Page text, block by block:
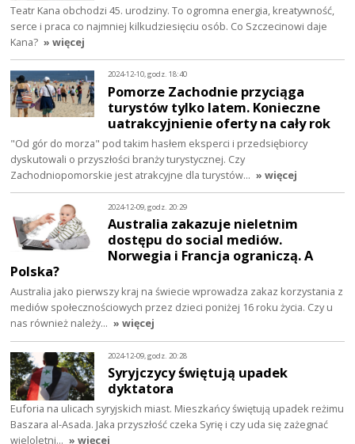
Teatr Kana obchodzi 45. urodziny. To ogromna energia, kreatywność,
serce i praca co najmniej kilkudziesięciu osób. Co Szczecinowi daje
Kana? » więcej
2024-12-10, godz. 18:40
Pomorze Zachodnie przyciąga
turystów tylko latem. Konieczne
uatrakcyjnienie oferty na cały rok
"Od gór do morza" pod takim hasłem eksperci i przedsiębiorcy
dyskutowali o przyszłości branży turystycznej. Czy
Zachodniopomorskie jest atrakcyjne dla turystów… » więcej
2024-12-09, godz. 20:29
Australia zakazuje nieletnim
dostępu do social mediów.
Norwegia i Francja ograniczą. A
Polska?
Australia jako pierwszy kraj na świecie wprowadza zakaz korzystania z
mediów społecznościowych przez dzieci poniżej 16 roku życia. Czy u
nas również należy… » więcej
2024-12-09, godz. 20:28
Syryjczycy świętują upadek
dyktatora
Euforia na ulicach syryjskich miast. Mieszkańcy świętują upadek reżimu
Baszara al-Asada. Jaka przyszłość czeka Syrię i czy uda się zażegnać
wieloletni… » więcej